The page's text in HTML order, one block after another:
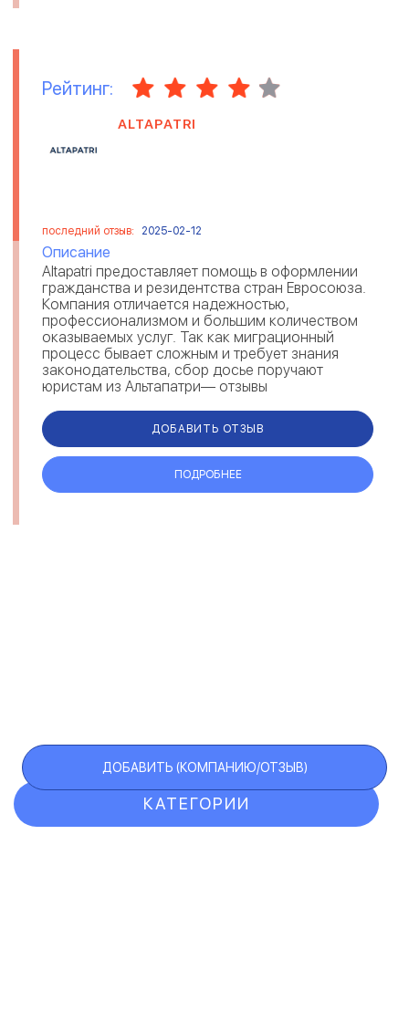
Рейтинг:
ALTAPATRI
последний отзыв: 2025-02-12
Описание
Altapatri предоставляет помощь в оформлении
гражданства и резидентства стран Евросоюза.
Компания отличается надежностью,
профессионализмом и большим количеством
оказываемых услуг. Так как миграционный
процесс бывает сложным и требует знания
законодательства, сбор досье поручают
юристам из Альтапатри— отзывы
вопросов и предостав...
ДОБАВИТЬ ОТЗЫВ
ПОДРОБНЕЕ
КАТЕГОРИИ
ДОБАВИТЬ (КОМПАНИЮ/ОТЗЫВ)